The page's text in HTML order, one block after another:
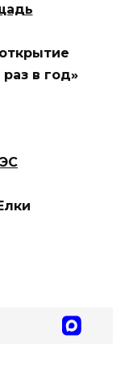
в год»